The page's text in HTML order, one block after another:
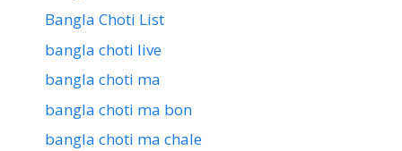
Bangla Choti List
bangla choti live
bangla choti ma
bangla choti ma bon
bangla choti ma chale